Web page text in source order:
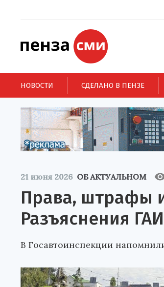
НОВОСТИ СДЕЛАНО В ПЕНЗЕ
21 июня 2026 ОБ АКТУАЛЬНОМ
Права, штрафы
Разъяснения ГАИ
В Госавтоинспекции